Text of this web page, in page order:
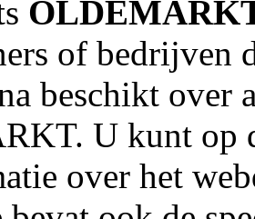
of bedrijven
beschikt over
U kunt op
over het